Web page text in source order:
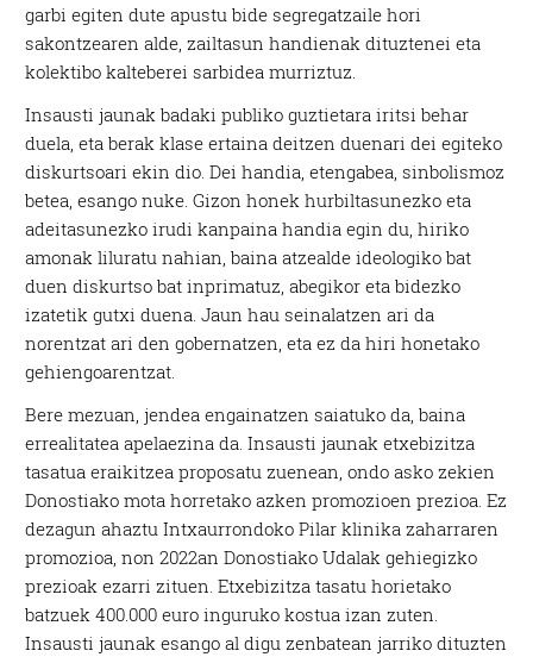
garbi egiten dute apustu bide segregatzaile hori
sakontzearen alde, zailtasun handienak dituztenei eta
kolektibo kalteberei sarbidea murriztuz.
Insausti jaunak badaki publiko guztietara iritsi behar
duela, eta berak klase ertaina deitzen duenari dei egiteko
diskurtsoari ekin dio. Dei handia, etengabea, sinbolismoz
betea, esango nuke. Gizon honek hurbiltasunezko eta
adeitasunezko irudi kanpaina handia egin du, hiriko
amonak liluratu nahian, baina atzealde ideologiko bat
duen diskurtso bat inprimatuz, abegikor eta bidezko
izatetik gutxi duena. Jaun hau seinalatzen ari da
norentzat ari den gobernatzen, eta ez da hiri honetako
gehiengoarentzat.
Bere mezuan, jendea engainatzen saiatuko da, baina
errealitatea apelaezina da. Insausti jaunak etxebizitza
tasatua eraikitzea proposatu zuenean, ondo asko zekien
Donostiako mota horretako azken promozioen prezioa. Ez
dezagun ahaztu Intxaurrondoko Pilar klinika zaharraren
promozioa, non 2022an Donostiako Udalak gehiegizko
prezioak ezarri zituen. Etxebizitza tasatu horietako
batzuek 400.000 euro inguruko kostua izan zuten.
Insausti jaunak esango al digu zenbatean jarriko dituzten